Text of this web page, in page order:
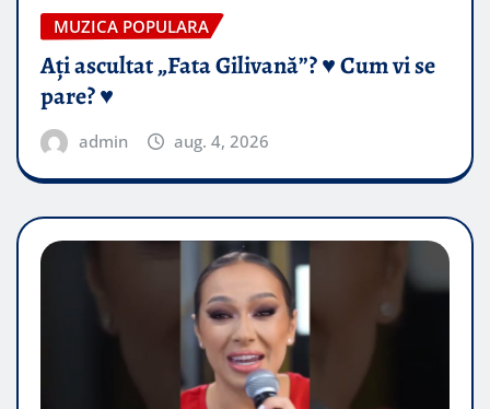
MUZICA POPULARA
Ați ascultat „Fata Gilivană”? ♥️ Cum vi se
pare? ♥️
admin aug. 4, 2026